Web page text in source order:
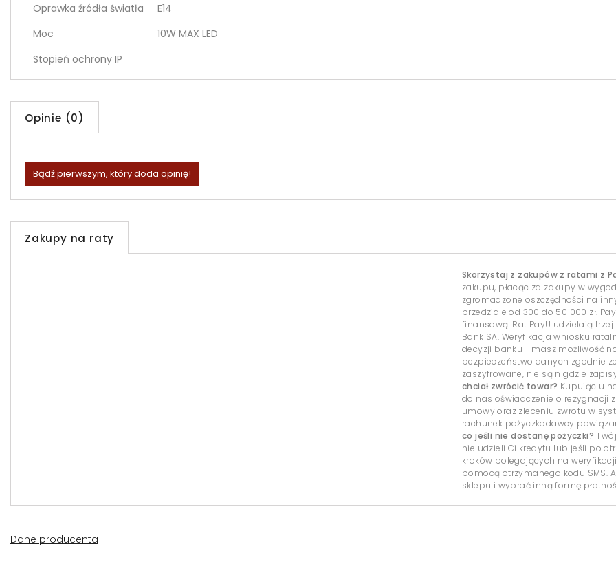
Oprawka źródła światła
E14
Moc
10W MAX LED
Stopień ochrony IP
Opinie (0)
Bądź pierwszym, który doda opinię!
Zakupy na raty
Skorzystaj z zakupów z ratami z
zakupu, płacąc za zakupy w
zgromadzone oszczędności na
przedziale od 300 do 50 000 zł.
finansową. Rat PayU udzielają
Bank SA. Weryfikacja wniosku
decyzji banku - masz możliwość
bezpieczeństwo danych zgodnie
zaszyfrowane, nie są nigdzie
chciał zwrócić towar? Kupując u
do nas oświadczenie o rezygnacji
umowy oraz zleceniu zwrotu w
rachunek pożyczkodawcy
co jeśli nie dostanę pożyczki?
nie udzieli Ci kredytu lub jeśli po
kroków polegających na
pomocą otrzymanego kodu SMS.
sklepu i wybrać inną formę
Dane producenta